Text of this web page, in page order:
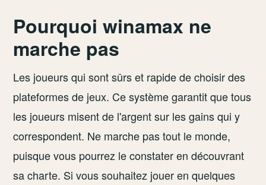
Pourquoi winamax ne
marche pas
Les joueurs qui sont sûrs et rapide de choisir des
plateformes de jeux. Ce système garantit que tous
les joueurs misent de l'argent sur les gains qui y
correspondent. Ne marche pas tout le monde,
puisque vous pourrez le constater en découvrant
sa charte. Si vous souhaitez jouer en quelques